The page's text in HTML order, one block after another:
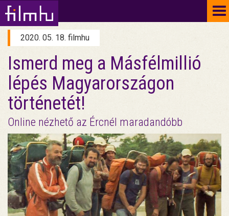
2020. 05. 18. filmhu
Ismerd meg a Másfélmillió
lépés Magyarországon
történetét!
Online nézhető az Ércnél maradandóbb